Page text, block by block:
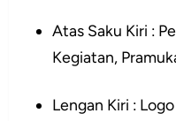
Atas Saku Kiri :
Kegiatan,
Lengan Kiri :